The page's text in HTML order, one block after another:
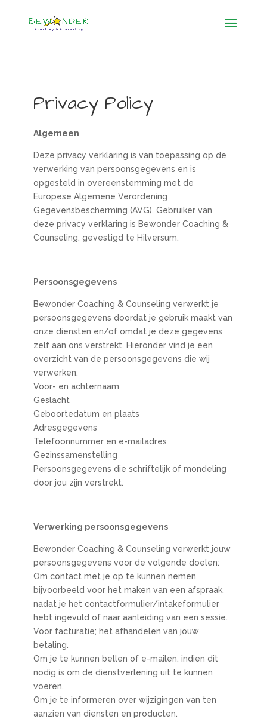
Privacy Policy
Algemeen
Deze privacy verklaring is van toepassing op de
verwerking van persoonsgegevens en is
opgesteld in overeenstemming met de
Europese Algemene Verordening
Gegevensbescherming (AVG). Gebruiker van
deze privacy verklaring is Bewonder Coaching &
Counseling, gevestigd te Hilversum.
Persoonsgegevens
Bewonder Coaching & Counseling verwerkt je
persoonsgegevens doordat je gebruik maakt van
onze diensten en/of omdat je deze gegevens
zelf aan ons verstrekt. Hieronder vind je een
overzicht van de persoonsgegevens die wij
verwerken:
Voor- en achternaam
Geslacht
Geboortedatum en plaats
Adresgegevens
Telefoonnummer en e-mailadres
Gezinssamenstelling
Persoonsgegevens die schriftelijk of mondeling
door jou zijn verstrekt.
Verwerking persoonsgegevens
Bewonder Coaching & Counseling verwerkt jouw
persoonsgegevens voor de volgende doelen:
Om contact met je op te kunnen nemen
bijvoorbeeld voor het maken van een afspraak,
nadat je het contactformulier/intakeformulier
hebt ingevuld of naar aanleiding van een sessie.
Voor facturatie; het afhandelen van jouw
betaling.
Om je te kunnen bellen of e-mailen, indien dit
nodig is om de dienstverlening uit te kunnen
voeren.
Om je te informeren over wijzigingen van ten
aanzien van diensten en producten.